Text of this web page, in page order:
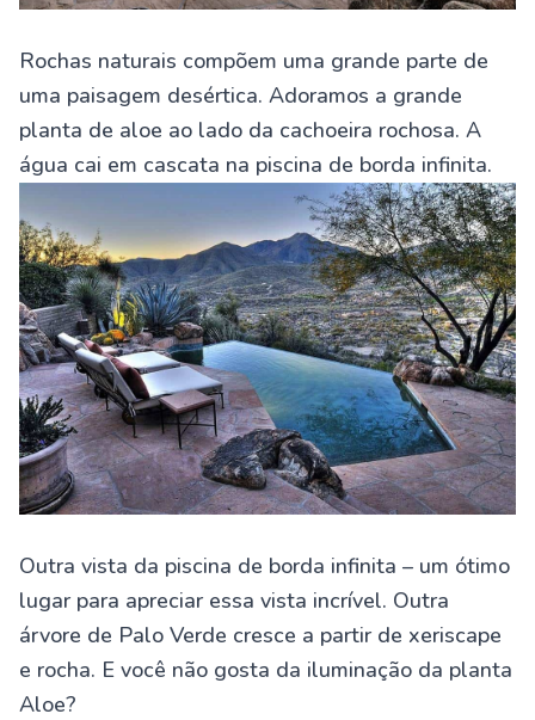
Rochas naturais compõem uma grande parte de
uma paisagem desértica. Adoramos a grande
planta de aloe ao lado da cachoeira rochosa. A
água cai em cascata na piscina de borda infinita.
Outra vista da piscina de borda infinita – um ótimo
lugar para apreciar essa vista incrível. Outra
árvore de Palo Verde cresce a partir de xeriscape
e rocha. E você não gosta da iluminação da planta
Aloe?